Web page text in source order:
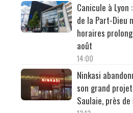
Canicule à
de la Part-Dieu
horaires
août
14:00
Ninkasi
son grand
Saulaie, près de